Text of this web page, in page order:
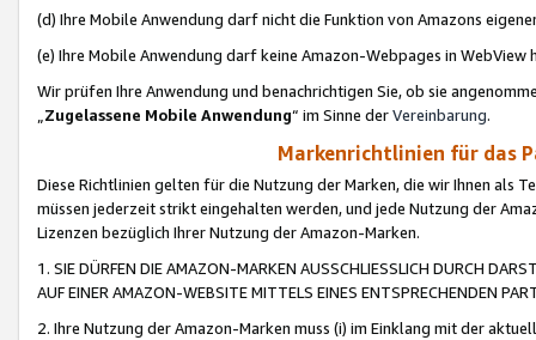
(d) Ihre Mobile Anwendung darf nicht die Funktion von Amazons
(e) Ihre Mobile Anwendung darf keine Amazon-Webpages in WebView
Wir prüfen Ihre Anwendung und benachrichtigen Sie, ob sie
„Zugelassene Mobile Anwendung“ im Sinne derVereinbarung.
Markenrichtlinien für das
Diese Richtlinien gelten für die Nutzung der Marken, die wir Ihnen als
müssen jederzeit strikt eingehalten werden, und jede Nutzung der
Lizenzen bezüglich Ihrer Nutzung der Amazon-Marken.
1. SIE DÜRFEN DIE AMAZON-MARKEN AUSSCHLIESSLICH DURCH
AUF EINER AMAZON-WEBSITE MITTELS EINES ENTSPRECHENDEN
2. Ihre Nutzung der Amazon-Marken muss (i) im Einklang mit der